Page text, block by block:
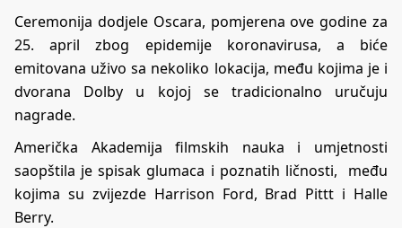
Ceremonija dodjele Oscara, pomjerena ove godine za
25. april zbog epidemije koronavirusa, a biće
emitovana uživo sa nekoliko lokacija, među kojima je i
dvorana Dolby u kojoj se tradicionalno uručuju
nagrade.
Američka Akademija filmskih nauka i umjetnosti
saopštila je spisak glumaca i poznatih ličnosti, među
kojima su zvijezde Harrison Ford, Brad Pittt i Halle
Berry.